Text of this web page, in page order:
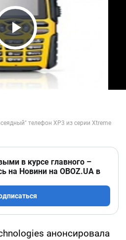
Video
в курсе главного –
на Новини на OBOZ.UA в
анонсировала